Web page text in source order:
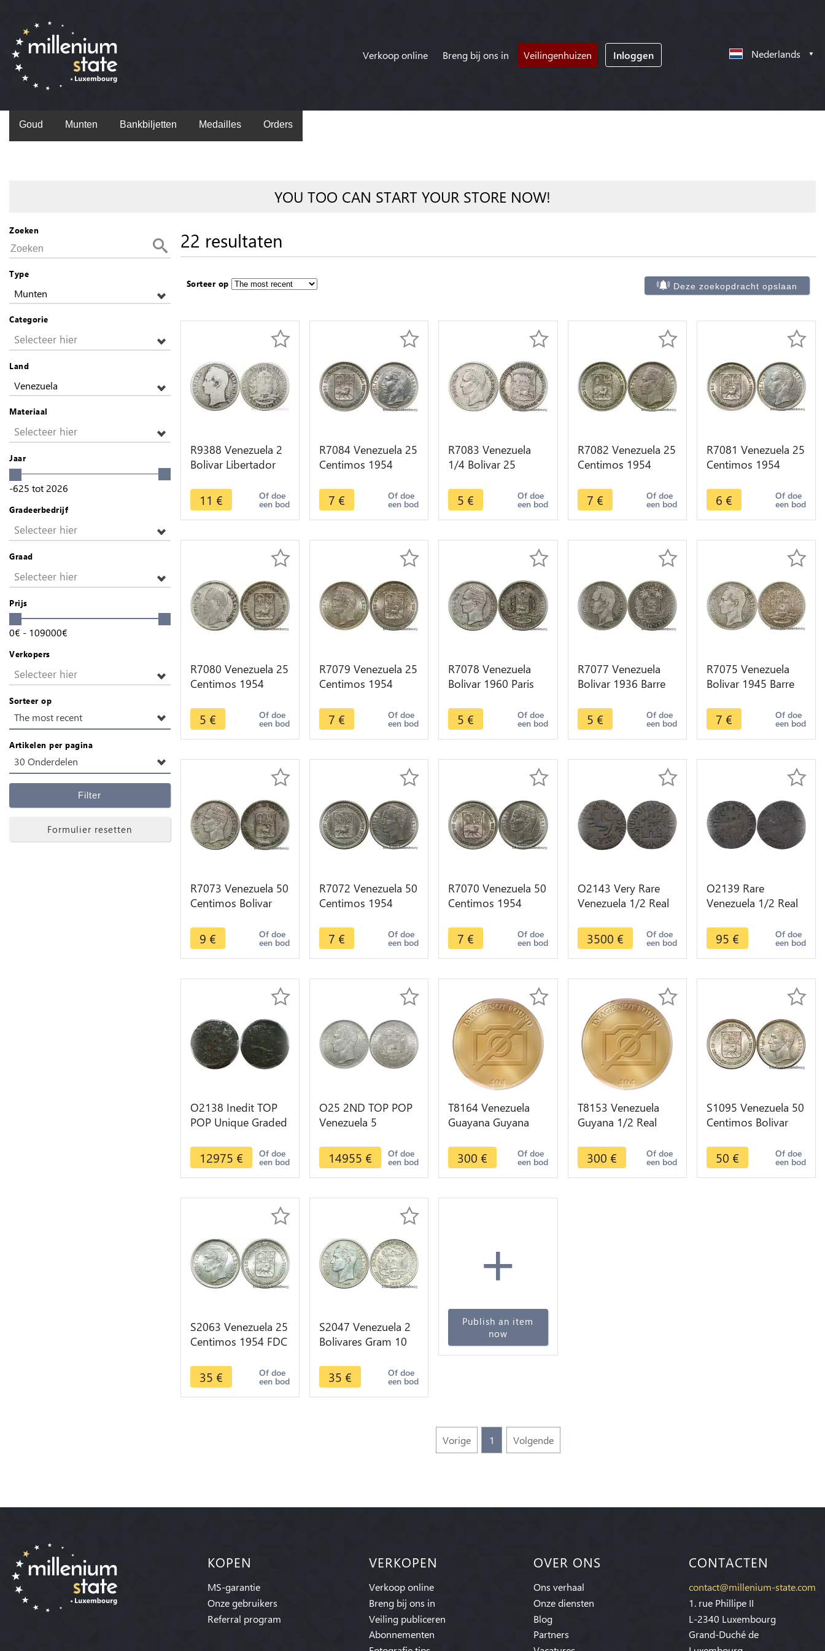
Verkoop online Breng bij ons in Veilingenhuizen Inloggen Nederlands
Goud Munten Bankbiljetten Medailles Orders
YOU TOO CAN START YOUR STORE NOW!
Zoeken
Type
Munten
Categorie
Selecteer hier
Land
Venezuela
Materiaal
Selecteer hier
Jaar
-625 tot 2026
Gradeerbedrijf
Selecteer hier
Graad
Selecteer hier
Prijs
0€ - 109000€
Verkopers
Selecteer hier
Sorteer op
The most recent
Artikelen per pagina
30 Onderdelen
Filter
Formulier resetten
22 resultaten
Sorteer op Deze zoekopdracht opslaan
R9388 Venezuela 2
Bolivar Libertador
Silver -> Make offer
11 € Of doe
een bod
R7084 Venezuela 25
Centimos 1954
offer
7 € Of doe
een bod
R7083 Venezuela
1/4 Bolivar 25
Philadelphia Silver -
> Make offer
5 € Of doe
een bod
R7082 Venezuela 25
Centimos 1954
offer
7 € Of doe
een bod
R7081 Venezuela 25
Centimos 1954
offer
6 € Of doe
een bod
R7080 Venezuela 25
Centimos 1954
5 € Of doe
een bod
R7079 Venezuela 25
Centimos 1954
offer
7 € Of doe
een bod
R7078 Venezuela
Bolivar 1960 Paris
5 € Of doe
een bod
R7077 Venezuela
Bolivar 1936 Barre
> Make offer
5 € Of doe
een bod
R7075 Venezuela
Bolivar 1945 Barre
> Make offer
7 € Of doe
een bod
R7073 Venezuela 50
Centimos Bolivar
> Make offer
9 € Of doe
een bod
R7072 Venezuela 50
Centimos 1954
AU -> Make offer
7 € Of doe
een bod
R7070 Venezuela 50
Centimos 1954
AU -> Make offer
7 € Of doe
een bod
O2143 Very Rare
Venezuela 1/2 Real
Guayana AU !!!
3500 € Of doe
een bod
O2139 Rare
Venezuela 1/2 Real
Guayana ->Make
offer
95 € Of doe
een bod
O2138 Inedit TOP
POP Unique Graded
1813 Guiana PCGS
AU50
12975 € Of doe
een bod
O25 2ND TOP POP
Venezuela 5
Paris Silver PCGS
AU58 SUP AU
14955 € Of doe
een bod
T8164 Venezuela
Guayana Guyana
VII -> M Offer
300 € Of doe
een bod
T8153 Venezuela
Guyana 1/2 Real
Offer
300 € Of doe
een bod
S1095 Venezuela 50
Centimos Bolivar
SPL FDC UNC -> F
offre
50 € Of doe
een bod
S2063 Venezuela 25
Centimos 1954 FDC
offer
35 € Of doe
een bod
S2047 Venezuela 2
Bolivares Gram 10
>Make offer
35 € Of doe
een bod
+
Publish an item
now
Vorige 1 Volgende
KOPEN
MS-garantie
Onze gebruikers
Referral program
VERKOPEN
Verkoop online
Breng bij ons in
Veiling publiceren
Abonnementen
OVER ONS
Ons verhaal
Onze diensten
Blog
Partners
CONTACTEN
contact@millenium-state.com
1. rue Phillipe II
L-2340 Luxembourg
Grand-Duché de